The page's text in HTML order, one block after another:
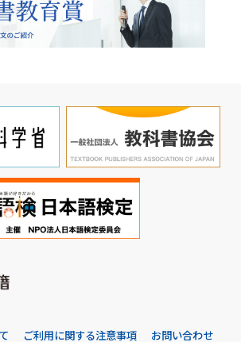
ご利用に関する注意事項 お問い合わせ